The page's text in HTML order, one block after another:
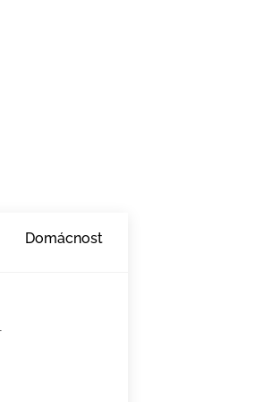
Domácnost